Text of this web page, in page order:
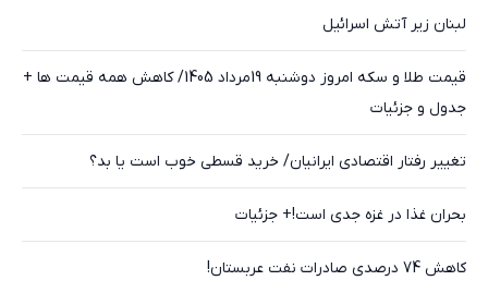
لبنان زیر آتش اسرائیل
قیمت طلا و سکه امروز دوشنبه 19مرداد 1405/ کاهش همه قیمت ها +
جدول و جزئیات
تغییر رفتار اقتصادی ایرانیان/ خرید قسطی خوب است یا بد؟
بحران غذا در غزه جدی است!+ جزئیات
کاهش 74 درصدی صادرات نفت عربستان!